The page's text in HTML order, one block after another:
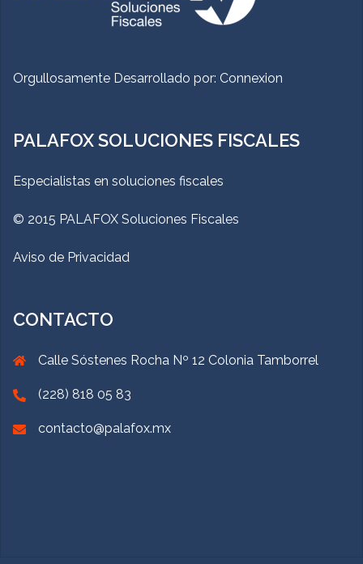
Orgullosamente Desarrollado por: Connexion
PALAFOX SOLUCIONES FISCALES
Especialistas en soluciones fiscales
© 2015 PALAFOX Soluciones Fiscales
Aviso de Privacidad
CONTACTO
Calle Sóstenes Rocha Nº 12 Colonia Tamborrel
(228) 818 05 83
contacto@palafox.mx